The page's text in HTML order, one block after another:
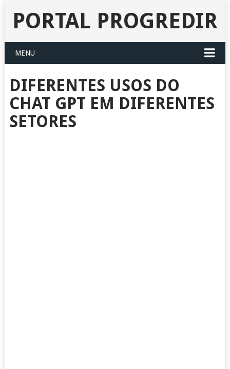
PORTAL PROGREDIR
MENU
DIFERENTES USOS DO
CHAT GPT EM DIFERENTES
SETORES